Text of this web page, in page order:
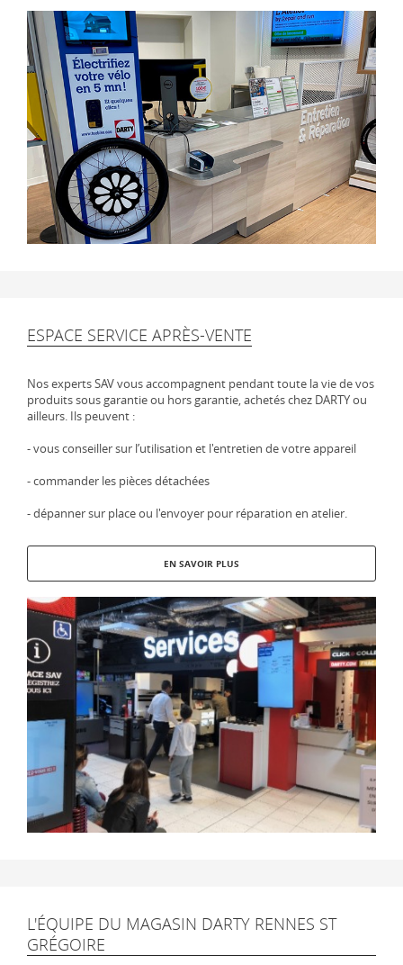
ESPACE SERVICE APRÈS-VENTE
Nos experts SAV vous accompagnent pendant toute la vie de vos
produits sous garantie ou hors garantie, achetés chez DARTY ou
ailleurs. Ils peuvent :
- vous conseiller sur l’utilisation et l'entretien de votre appareil
- commander les pièces détachées
- dépanner sur place ou l'envoyer pour réparation en atelier.
EN SAVOIR PLUS
L'ÉQUIPE DU MAGASIN DARTY RENNES ST
GRÉGOIRE